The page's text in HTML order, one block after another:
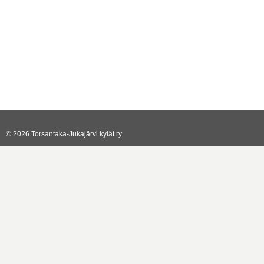
© 2026 Torsantaka-Jukajärvi kylät ry